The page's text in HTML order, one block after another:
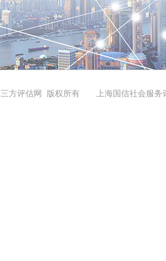
第三方评估网 版权所有 上海国信社会服